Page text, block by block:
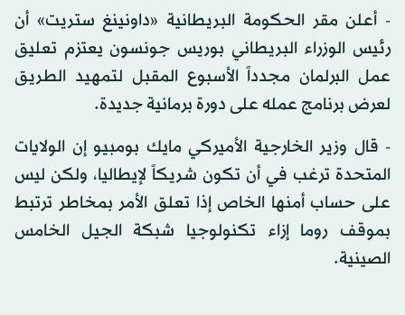
- أعلن مقر الحكومة البريطانية «داونينغ ستريت» أن
رئيس الوزراء البريطاني بوريس جونسون يعتزم تعليق
عمل البرلمان مجدداً الأسبوع المقبل لتمهيد الطريق
لعرض برنامج عمله على دورة برمانية جديدة.
- قال وزير الخارجية الأميركي مايك بومبيو إن الولايات
المتحدة ترغب في أن تكون شريكاً لإيطاليا، ولكن ليس
على حساب أمنها الخاص إذا تعلق الأمر بمخاطر ترتبط
بموقف روما إزاء تكنولوجيا شبكة الجيل الخامس
الصينية.